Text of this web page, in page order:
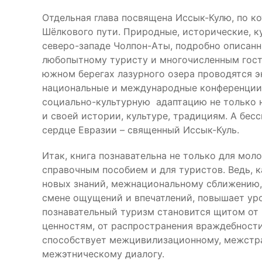
Отдельная глава посвящена Иссык-Кулю, по
Шёлкового пути. Природные, исторические,
северо-западе Чолпон-Аты, подробно
любопытному туристу и многочисленным
южном берегах лазурного озера проводятся
национальные и международные
социально-культурную адаптацию не
и своей истории, культуре, традициям. А
сердце Евразии – священный Иссык-Куль.
Итак, книга познавательна не только для
справочным пособием и для туристов. Ведь,
новых знаний, межнациональному
смене ощущений и впечатлений, повышает
познавательный туризм становится щитом
ценностям, от распространения
способствует межцивилизационному,
межэтническому диалогу.